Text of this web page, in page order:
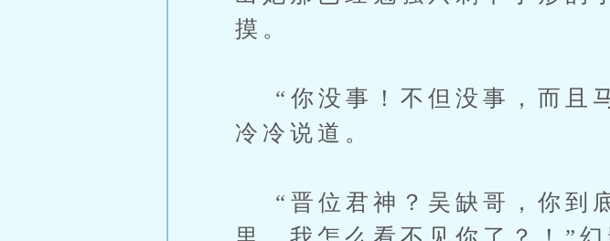
摸。
“你没事！不但没事，而且
冷冷说道。
“晋位君神？吴缺哥，你到